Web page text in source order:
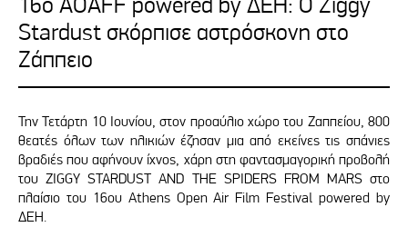
Stardust σκόρπισε αστρόσκονη στο
Ζάππειο
Την Τετάρτη 10 Ιουνίου, στον προαύλιο χώρο του Ζαππείου, 800
θεατές όλων των ηλικιών έζησαν μια από εκείνες τις σπάνιες
βραδιές που αφήνουν ίχνος, χάρη στη φαντασμαγορική προβολή
του ZIGGY STARDUST AND THE SPIDERS FROM MARS στο
πλαίσιο του 16ου Athens Open Air Film Festival powered by
ΔΕΗ.